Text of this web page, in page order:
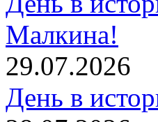
Малкина!
29.07.2026
День в